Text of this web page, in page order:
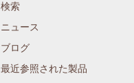
検索
ニュース
ブログ
最近参照された製品